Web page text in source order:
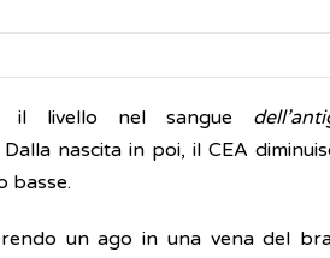
il livello nel sangue
nascita in poi, il CEA
basse.
un ago in una vena del